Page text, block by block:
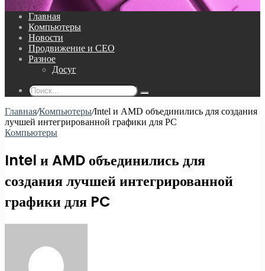
Главная
Компьютеры
Новости
Продвижение и СЕО
Разное
Досуг
Поиск...
Главная/Компьютеры/Intel и AMD объединились для создания
лучшей интегрированной графики для PC
Компьютеры
Intel и AMD объединились для
создания лучшей интегрированной
графики для PC